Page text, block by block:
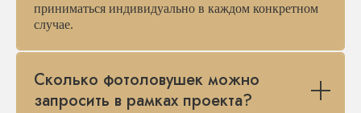
приниматься индивидуально в каждом конкретном
случае.
Сколько фотоловушек можно
запросить в рамках проекта?